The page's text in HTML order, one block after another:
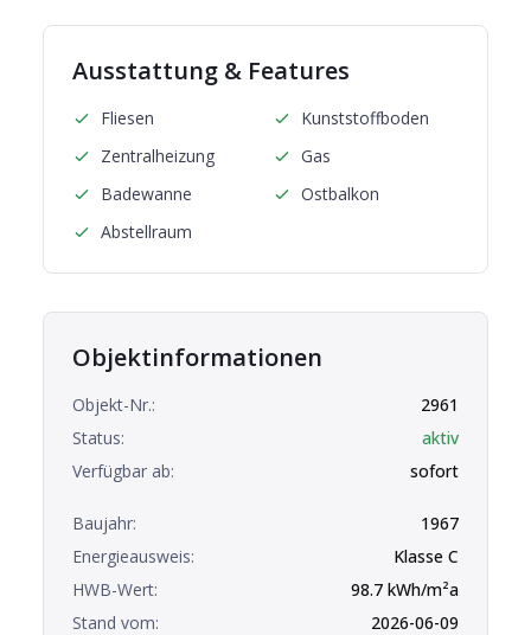
Ausstattung & Features
Fliesen
Kunststoffboden
Zentralheizung
Gas
Badewanne
Ostbalkon
Abstellraum
Objektinformationen
Objekt-Nr.:
2961
Status:
aktiv
Verfügbar ab:
sofort
Baujahr:
1967
Energieausweis:
Klasse C
HWB-Wert:
98.7 kWh/m²a
Stand vom:
2026-06-09